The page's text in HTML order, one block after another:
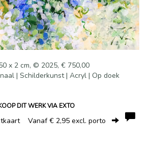
x 2 cm, © 2025, € 750,00
| Schilderkunst | Acryl | Op doek
DIT WERK VIA EXTO
Vanaf € 2,95 excl. porto